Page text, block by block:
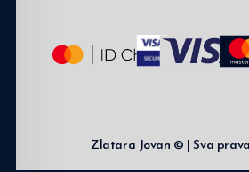
Zlatara Jovan © | Sva